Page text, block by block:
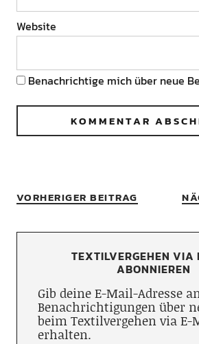
Website
Benachrichtige mich über neue
VORHERIGER BEITRAG
TEXTILVERGEHEN VIA
ABONNIEREN
Gib deine E-Mail-Adresse
Benachrichtigungen über
beim Textilvergehen via E-
erhalten.